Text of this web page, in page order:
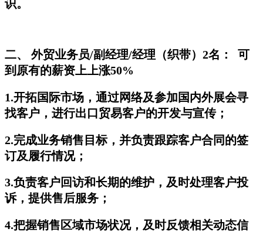
识。
二、 外贸业务员/副经理/经理（织带）2名： 可
到原有的薪资上上涨50%
1.开拓国际市场，通过网络及参加国内外展会寻
找客户，进行出口贸易客户的开发与宣传；
2.完成业务销售目标，并负责跟踪客户合同的签
订及履行情况；
3.负责客户回访和长期的维护，及时处理客户投
诉，提供售后服务；
4.把握销售区域市场状况，及时反馈相关动态信